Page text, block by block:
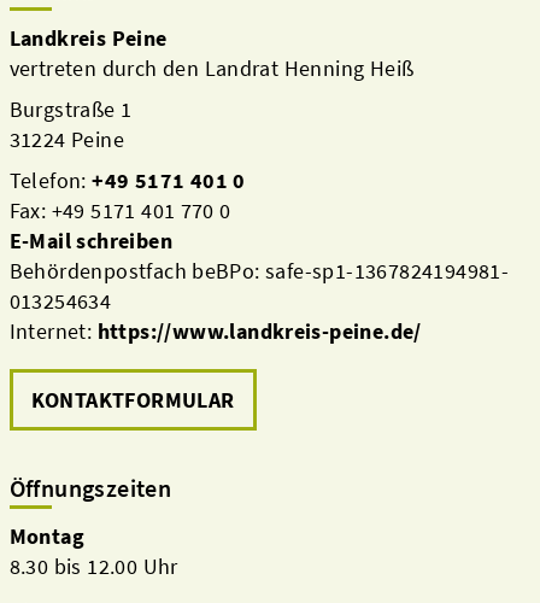
Landkreis Peine
vertreten durch den Landrat Henning Heiß
Burgstraße 1
31224 Peine
Telefon:+49 5171 401 0
Fax: +49 5171 401 770 0
E-Mail schreiben
Behördenpostfach beBPo: safe-sp1-1367824194981-
013254634
Internet: https://www.landkreis-peine.de/
KONTAKTFORMULAR
Öffnungszeiten
Montag
8.30 bis 12.00 Uhr